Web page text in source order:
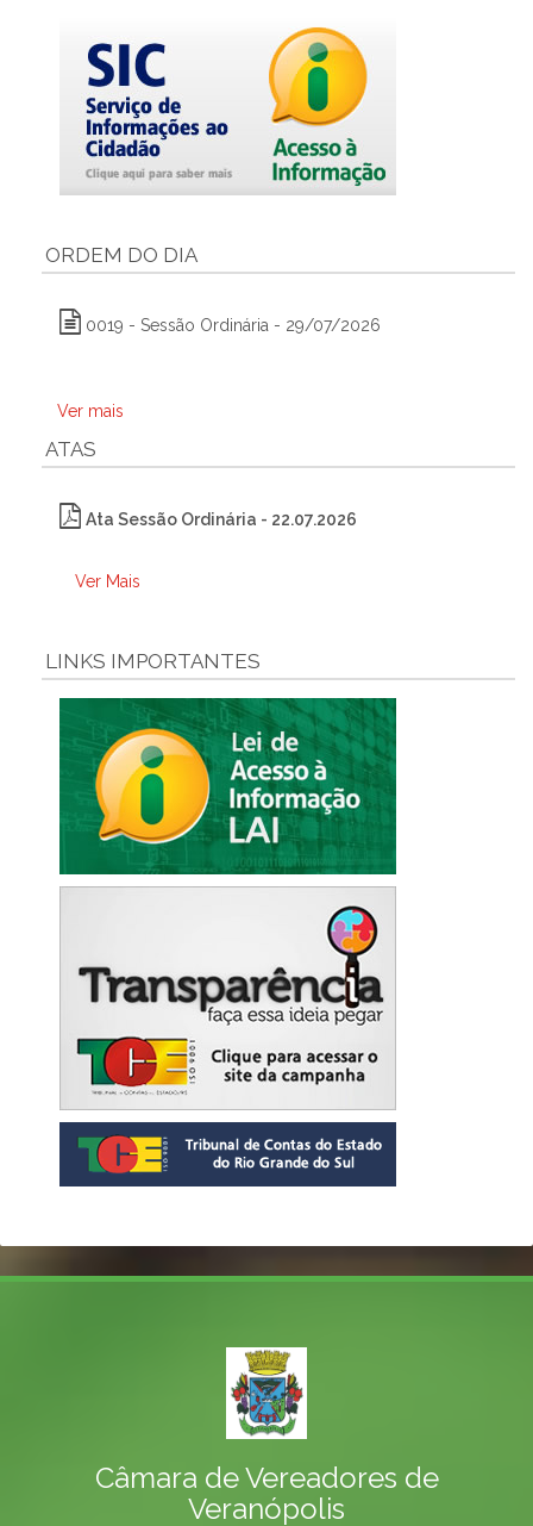
ORDEM DO DIA
0019 - Sessão Ordinária - 29/07/2026
Ver mais
ATAS
Ata Sessão Ordinária - 22.07.2026
Ver Mais
LINKS IMPORTANTES
Câmara de Vereadores de
Veranópolis